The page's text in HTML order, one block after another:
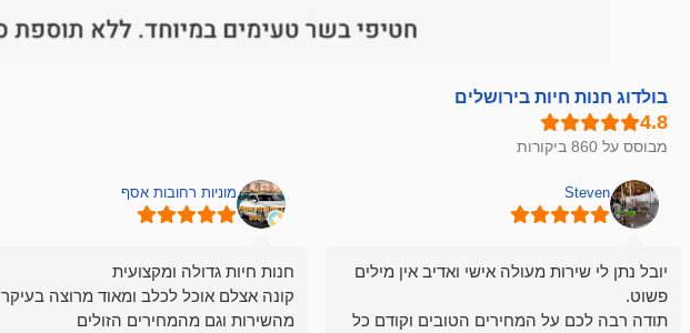
בולדוג חנות חיות בירושלים
מבוסס על 860 ביקורות
Steven
יובל נתן לי שירות מעולה אישי ואדיב אין מילים
פשוט.
תודה רבה לכם על המחירים הטובים וקודם כל
מוניות רחובות אסף
חנות חיות גדולה ומקצועית
קונה אצלם אוכל לכלב ומאוד מרוצה בעיקר
מהשירות וגם מהמחירים הזולים